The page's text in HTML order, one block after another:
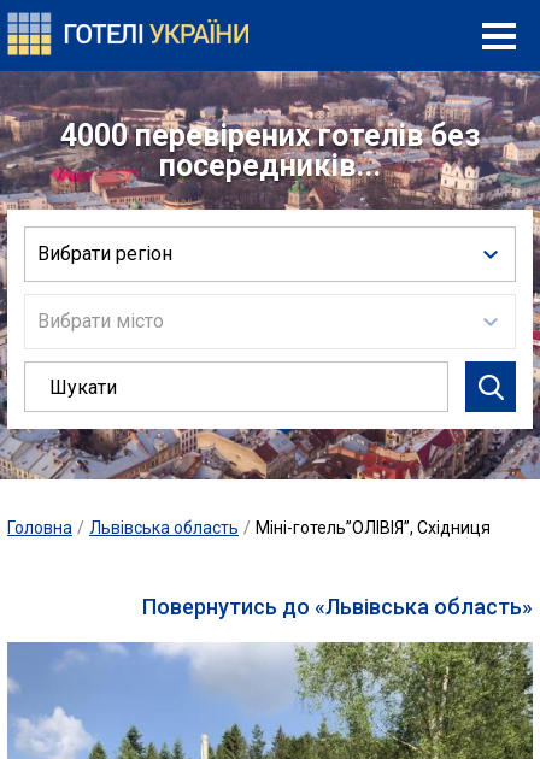
4000 перевірених готелів без
посередників...
Вибрати регіон
Вибрати місто
Головна / Львівська область / Міні-готель”ОЛІВІЯ”, Східниця
Повернутись до «Львівська область»